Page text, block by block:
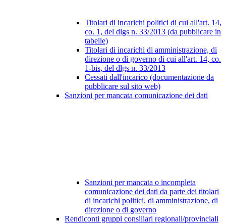
Titolari di incarichi politici di cui all'art. 14,
co. 1, del dlgs n. 33/2013 (da pubblicare in
tabelle)
Titolari di incarichi di amministrazione, di
direzione o di governo di cui all'art. 14, co.
1-bis, del dlgs n. 33/2013
Cessati dall'incarico (documentazione da
pubblicare sul sito web)
Sanzioni per mancata comunicazione dei dati
Sanzioni per mancata o incompleta
comunicazione dei dati da parte dei titolari
di incarichi politici, di amministrazione, di
direzione o di governo
Rendiconti gruppi consiliari regionali/provinciali